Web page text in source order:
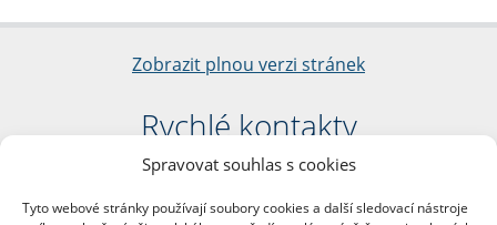
Spravovat souhlas s cookies
Tyto webové stránky používají soubory cookies a další sledovací nástroje
Zobrazit plnou verzi stránek
Rychlé kontakty
Filozofická fakulta
nám. Jana Palacha 1/2